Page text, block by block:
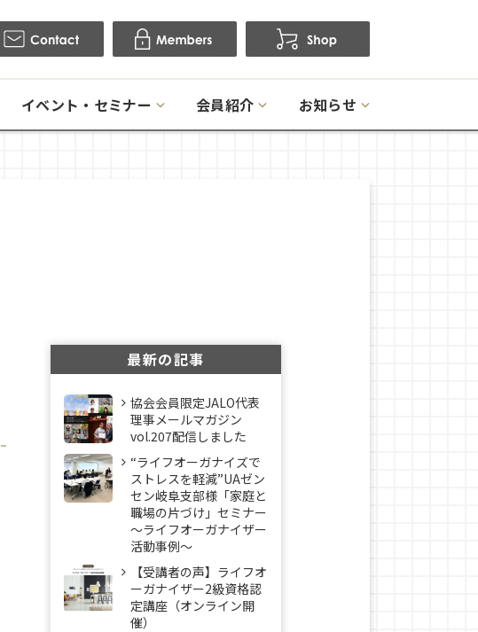
イベント・セミナー 会員紹介 お知らせ
最新の記事
協会会員限定JALO代表
理事メールマガジン
vol.207配信しました
“ライフオーガナイズで
ストレスを軽減”UAゼン
セン岐阜支部様「家庭と
職場の片づけ」セミナー
～ライフオーガナイザー
活動事例〜
【受講者の声】ライフオ
ーガナイザー2級資格認
定講座（オンライン開
催）